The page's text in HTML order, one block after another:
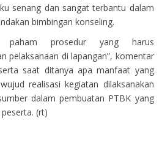
senang dan sangat terbantu dalam
bimbingan konseling.
paham prosedur yang harus
pelaksanaan di lapangan”, komentar
saat ditanya apa manfaat yang
realisasi kegiatan dilaksanakan
dalam pembuatan PTBK yang
(rt)